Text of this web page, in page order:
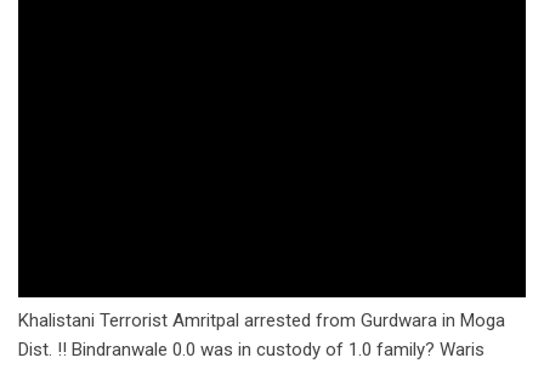
Khalistani Terrorist Amritpal arrested from Gurdwara in Moga
Dist. !! Bindranwale 0.0 was in custody of 1.0 family? Waris